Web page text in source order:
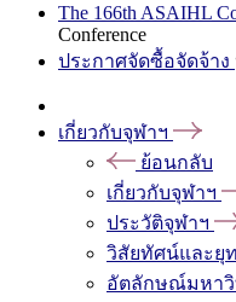
The 166th ASAIHL
Conference
ประกาศจัดซื้อจัดจ้าง
เกี่ยวกับจุฬาฯ
ย้อนกลับ
เกี่ยวกับจุฬาฯ
ประวัติจุฬาฯ
วิสัยทัศน์และยุ
อัตลักษณ์มหาวิ